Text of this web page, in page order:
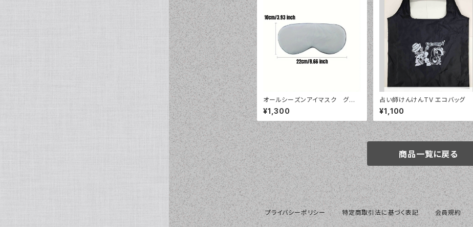
オールシーズンアイマスク グレ
ー 両面使用可能、オールシーズ
ン使用可能、旅行ホーム睡眠補助
アイマスク
¥1,300
占い師けんけんTV エコバッグ
¥1,100
商品一覧に戻る
プライバシーポリシー 特定商取引法に基づく表記 会員規約